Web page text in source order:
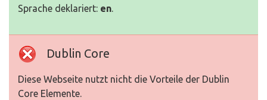
Sprache deklariert: en.
Dublin Core
Diese Webseite nutzt nicht die Vorteile der Dublin
Core Elemente.